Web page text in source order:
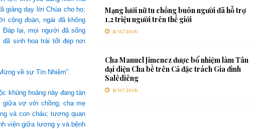
giảng dạy lời Chúa cho họ;
cộng đoàn, ngài đã không
Đáp lại, mọi người đã sống
đã sinh hoa trái tốt đẹp nơi
về sự Tín Nhiệm”.
khủng hoảng này đang tàn
giữa vợ với chồng, cha mẹ
và con cháu; tương quan
viện giữa lương y và bệnh
Mạng lưới nữ tu chống buôn người đã hỗ trợ
1,2 triệu người trên thế giới
31/07/2026
Cha Manuel Jimenez được bổ nhiệm làm Tân
đại diện Cha bề trên Cả đặc trách Gia đình
Salêdiêng
31/07/2026